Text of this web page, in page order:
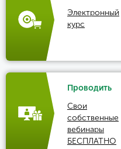
Электронный
курс
Проводить
Свои
собственные
вебинары
БЕСПЛАТНО